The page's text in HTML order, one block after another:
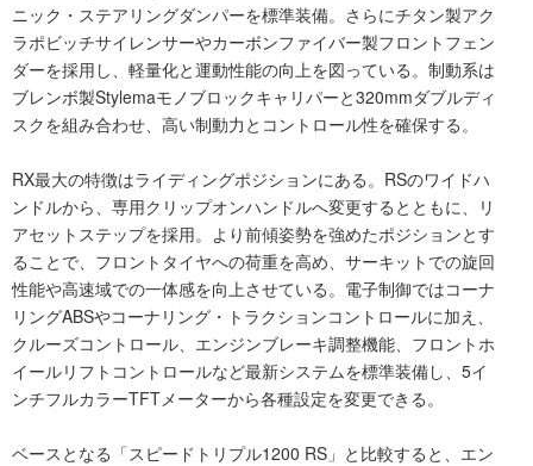
ニック・ステアリングダンパーを標準装備。さらにチタン製アク
ラポビッチサイレンサーやカーボンファイバー製フロントフェン
ダーを採用し、軽量化と運動性能の向上を図っている。制動系は
ブレンボ製Stylemaモノブロックキャリパーと320mmダブルディ
スクを組み合わせ、高い制動力とコントロール性を確保する。
RX最大の特徴はライディングポジションにある。RSのワイドハ
ンドルから、専用クリップオンハンドルへ変更するとともに、リ
アセットステップを採用。より前傾姿勢を強めたポジションとす
ることで、フロントタイヤへの荷重を高め、サーキットでの旋回
性能や高速域での一体感を向上させている。電子制御ではコーナ
リングABSやコーナリング・トラクションコントロールに加え、
クルーズコントロール、エンジンブレーキ調整機能、フロントホ
イールリフトコントロールなど最新システムを標準装備し、5イ
ンチフルカラーTFTメーターから各種設定を変更できる。
ベースとなる「スピードトリプル1200 RS」と比較すると、エン